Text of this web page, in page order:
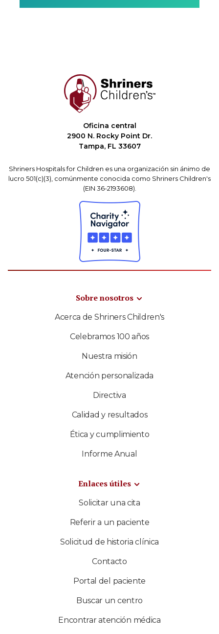
Oficina central
2900 N. Rocky Point Dr.
Tampa, FL 33607
Shriners Hospitals for Children es una organización sin ánimo de
lucro 501(c)(3), comúnmente conocida como Shriners Children's
(EIN 36-2193608).
Sobre nosotros
Acerca de Shriners Children's
Celebramos 100 años
Nuestra misión
Atención personalizada
Directiva
Calidad y resultados
Ética y cumplimiento
Informe Anual
Enlaces útiles
Solicitar una cita
Referir a un paciente
Solicitud de historia clínica
Contacto
Portal del paciente
Buscar un centro
Encontrar atención médica